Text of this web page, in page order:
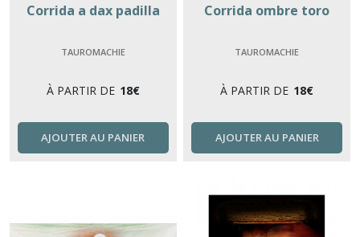
Corrida a dax padilla
TAUROMACHIE
À PARTIR DE 18€
AJOUTER AU PANIER
Corrida ombre toro
TAUROMACHIE
À PARTIR DE 18€
AJOUTER AU PANIER